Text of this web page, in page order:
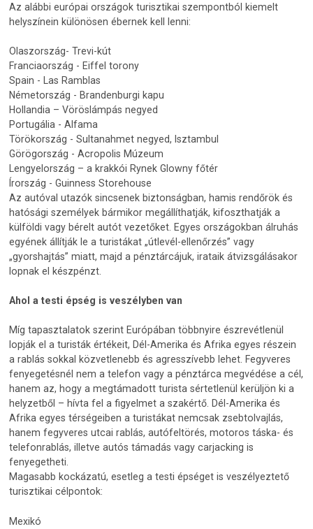
Az alábbi európai országok turisztikai szempontból kiemelt
helyszínein különösen ébernek kell lenni:
Olaszország- Trevi-kút
Franciaország - Eiffel torony
Spain - Las Ramblas
Németország - Brandenburgi kapu
Hollandia – Vöröslámpás negyed
Portugália - Alfama
Törökország - Sultanahmet negyed, Isztambul
Görögország - Acropolis Múzeum
Lengyelország – a krakkói Rynek Glowny főtér
Írország - Guinness Storehouse
Az autóval utazók sincsenek biztonságban, hamis rendőrök és
hatósági személyek bármikor megállíthatják, kifoszthatják a
külföldi vagy bérelt autót vezetőket. Egyes országokban álruhás
egyének állítják le a turistákat „útlevél-ellenőrzés” vagy
„gyorshajtás” miatt, majd a pénztárcájuk, irataik átvizsgálásakor
lopnak el készpénzt.
Ahol a testi épség is veszélyben van
Míg tapasztalatok szerint Európában többnyire észrevétlenül
lopják el a turisták értékeit, Dél-Amerika és Afrika egyes részein
a rablás sokkal közvetlenebb és agresszívebb lehet. Fegyveres
fenyegetésnél nem a telefon vagy a pénztárca megvédése a cél,
hanem az, hogy a megtámadott turista sértetlenül kerüljön ki a
helyzetből – hívta fel a figyelmet a szakértő. Dél-Amerika és
Afrika egyes térségeiben a turistákat nemcsak zsebtolvajlás,
hanem fegyveres utcai rablás, autófeltörés, motoros táska- és
telefonrablás, illetve autós támadás vagy carjacking is
fenyegetheti.
Magasabb kockázatú, esetleg a testi épséget is veszélyeztető
turisztikai célpontok:
Mexikó